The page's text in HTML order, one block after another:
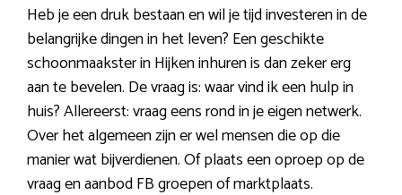
Heb je een druk bestaan en wil je tijd investeren in de
belangrijke dingen in het leven? Een geschikte
schoonmaakster in Hijken inhuren is dan zeker erg
aan te bevelen. De vraag is: waar vind ik een hulp in
huis? Allereerst: vraag eens rond in je eigen netwerk.
Over het algemeen zijn er wel mensen die op die
manier wat bijverdienen. Of plaats een oproep op de
vraag en aanbod FB groepen of marktplaats.